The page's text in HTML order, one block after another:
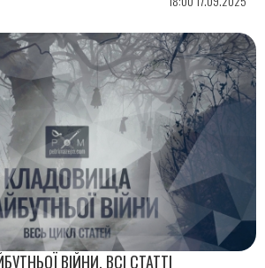
ВІЙНИ. ВСІ СТАТТІ